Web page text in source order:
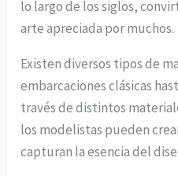
lo largo de los siglos,
arte apreciada por muchos.
Existen diversos tipos de
embarcaciones clásicas
través de distintos
los modelistas pueden
capturan la esencia del